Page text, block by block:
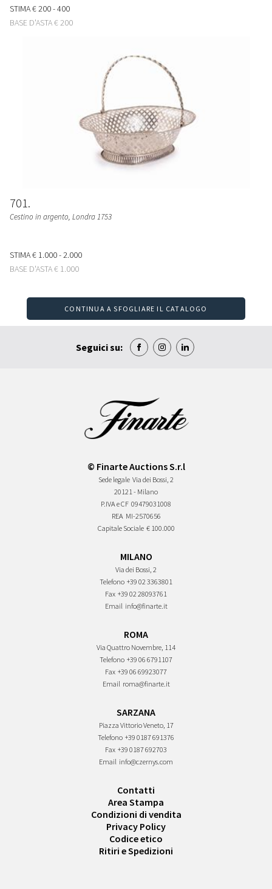
STIMA€ 200 - 400
BASE D'ASTA€ 200
701
Cestino in argento, Londra 1753
STIMA€ 1.000 - 2.000
BASE D'ASTA€ 1.000
CONTINUA A SFOGLIARE IL CATALOGO
Seguici su:
© Finarte Auctions S.r.l
Sede legale Via dei Bossi, 2
20121 - Milano
P.IVA e CF 09479031008
REA MI-2570656
Capitale Sociale € 100.000
MILANO
Via dei Bossi, 2
Telefono +39 02 3363801
Fax +39 02 28093761
Email info@finarte.it
ROMA
Via Quattro Novembre, 114
Telefono +39 06 6791107
Fax +39 06 69923077
Email roma@finarte.it
SARZANA
Piazza Vittorio Veneto, 17
Telefono +39 0187 691376
Fax +39 0187 692703
Email info@czernys.com
Contatti
Area Stampa
Condizioni di vendita
Privacy Policy
Codice etico
Ritiri e Spedizioni